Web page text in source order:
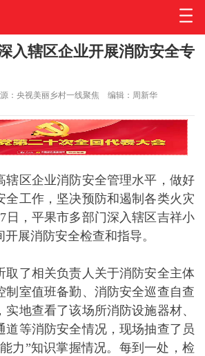
入辖区企业开展消防安全专
：央视美丽乡村一线聚焦 编辑：周新华
区企业消防安全管理水平，做好
全工作，坚决预防和遏制各类火灾
日，平果市多部门深入辖区吉祥小
展消防安全检查和指导。
了相关负责人关于消防安全主体
制室值班备勤、消防安全巡查自查
地查看了该场所消防设施器材、
道等消防安全情况，现场抽查了员
力”知识掌握情况。每到一处，检